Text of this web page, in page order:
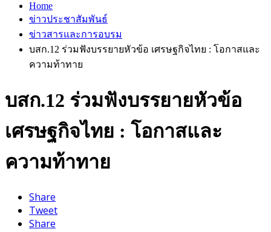
Home
ข่าวประชาสัมพันธ์
ข่าวสารและการอบรม
บสก.12 ร่วมฟังบรรยายหัวข้อ เศรษฐกิจไทย : โอกาสและ
ความท้าทาย
บสก.12 ร่วมฟังบรรยายหัวข้อ
เศรษฐกิจไทย : โอกาสและ
ความท้าทาย
Share
Tweet
Share